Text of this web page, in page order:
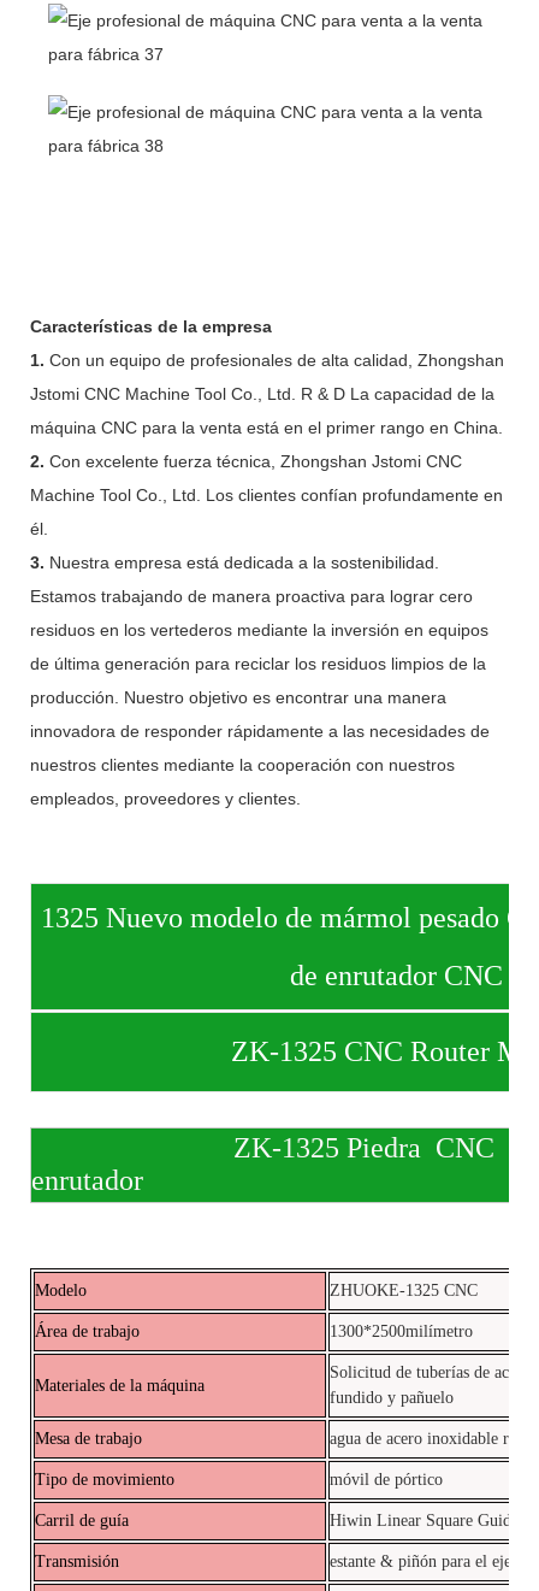
Características de la empresa
1. Con un equipo de profesionales de alta calidad, Zhongshan
Jstomi CNC Machine Tool Co., Ltd. R & D La capacidad de la
máquina CNC para la venta está en el primer rango en China.
2. Con excelente fuerza técnica, Zhongshan Jstomi CNC
Machine Tool Co., Ltd. Los clientes confían profundamente en
él.
3. Nuestra empresa está dedicada a la sostenibilidad.
Estamos trabajando de manera proactiva para lograr cero
residuos en los vertederos mediante la inversión en equipos
de última generación para reciclar los residuos limpios de la
producción. Nuestro objetivo es encontrar una manera
innovadora de responder rápidamente a las necesidades de
nuestros clientes mediante la cooperación con nuestros
empleados, proveedores y clientes.
1325 Nuevo modelo de mármol pesado
de enrutador CNC
ZK-1325 CNC Router Machine
ZK-1325 Piedra CNC
enrutador
Modelo ZHUOKE-1325 CNC
Área de trabajo 1300*2500milímetro
Materiales de la máquina
Solicitud de tuberías de acero
fundido y pañuelo
Mesa de trabajo agua de acero inoxidable
Tipo de movimiento móvil de pórtico
Carril de guía Hiwin Linear Square Guide
Transmisión estante & piñón para el eje